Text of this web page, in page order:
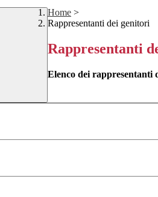
Home >
Rappresentanti dei genitori
Rappresentanti
Elenco dei rappresentanti